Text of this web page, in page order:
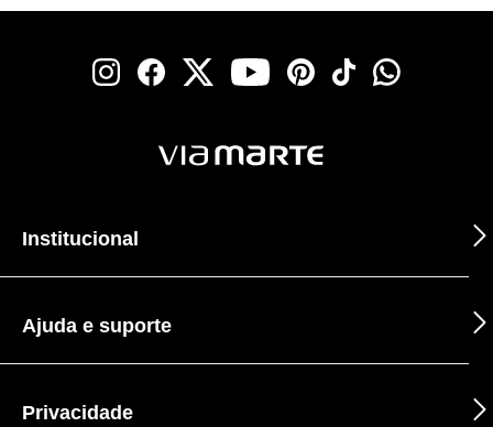
Institucional
Ajuda e suporte
Privacidade